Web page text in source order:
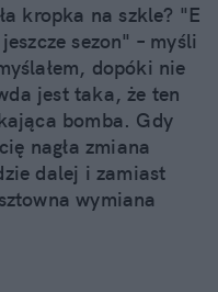
kropka na szkle? "E
sezon" – myśli
dopóki nie
jest taka, że ten
bomba. Gdy
nagła zmiana
dalej i zamiast
wymiana
radzą